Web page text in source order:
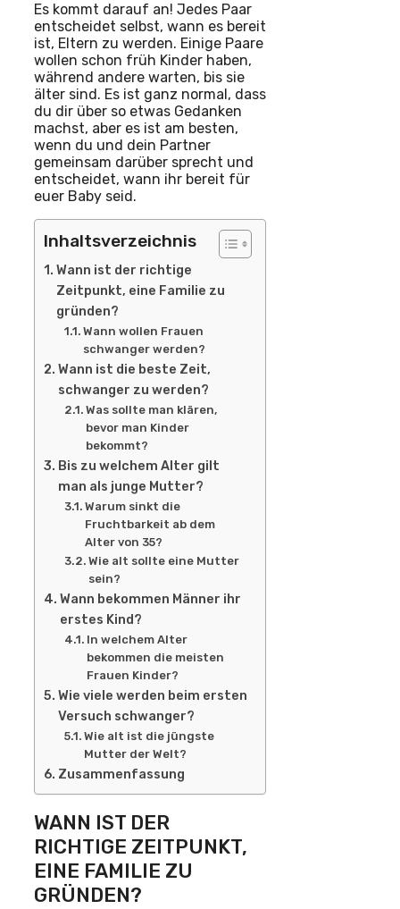
Es kommt darauf an! Jedes Paar
entscheidet selbst, wann es bereit
ist, Eltern zu werden. Einige Paare
wollen schon früh Kinder haben,
während andere warten, bis sie
älter sind. Es ist ganz normal, dass
du dir über so etwas Gedanken
machst, aber es ist am besten,
wenn du und dein Partner
gemeinsam darüber sprecht und
entscheidet, wann ihr bereit für
euer Baby seid.
Inhaltsverzeichnis
Wann ist der richtige
Zeitpunkt, eine Familie zu
gründen?
Wann wollen Frauen
schwanger werden?
Wann ist die beste Zeit,
schwanger zu werden?
Was sollte man klären,
bevor man Kinder
bekommt?
Bis zu welchem Alter gilt
man als junge Mutter?
Warum sinkt die
Fruchtbarkeit ab dem
Alter von 35?
Wie alt sollte eine Mutter
sein?
Wann bekommen Männer ihr
erstes Kind?
In welchem Alter
bekommen die meisten
Frauen Kinder?
Wie viele werden beim ersten
Versuch schwanger?
Wie alt ist die jüngste
Mutter der Welt?
Zusammenfassung
WANN IST DER
RICHTIGE ZEITPUNKT,
EINE FAMILIE ZU
GRÜNDEN?